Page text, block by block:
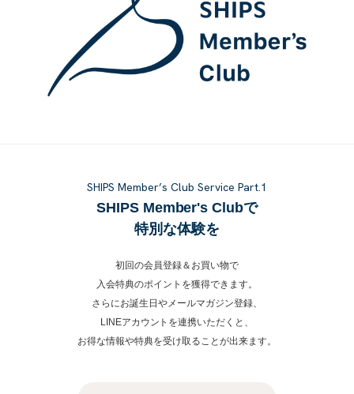
SHIPS Member’s Club Service Part.1
SHIPS Member's Clubで
特別な体験を
初回の会員登録＆お買い物で
入会特典のポイントを獲得できます。
さらにお誕生日やメールマガジン登録、
LINEアカウントを連携いただくと、
お得な情報や特典を受け取ることが出来ます。